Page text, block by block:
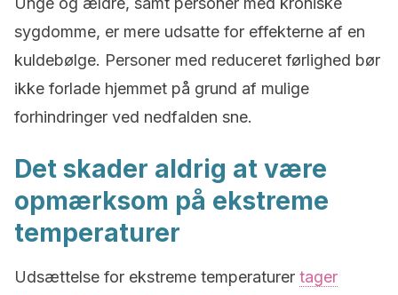
sygdomme, er mere udsatte for effekterne af en
kuldebølge. Personer med reduceret førlighed bør
ikke forlade hjemmet på grund af mulige
forhindringer ved nedfalden sne.
Det skader aldrig at være
opmærksom på ekstreme
temperaturer
Udsættelse for ekstreme temperaturer tager